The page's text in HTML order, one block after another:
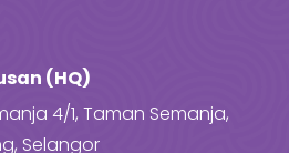
(HQ)
4/1, Taman Semanja,
Selangor